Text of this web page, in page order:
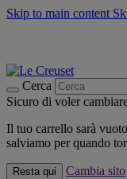
Skip to main content
Cerca
Sicuro di voler
Il tuo carrello sarà
salviamo per quando
Resta qui
Cambia sito